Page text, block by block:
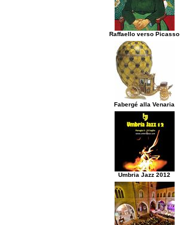
Raffaello verso Picasso
Fabergé alla Venaria
Umbria Jazz 2012